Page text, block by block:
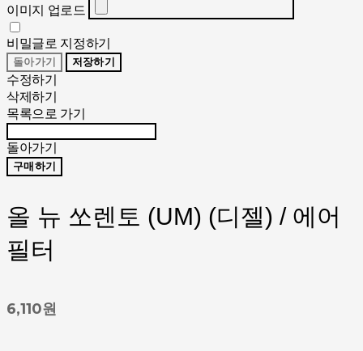
이미지 업로드
비밀글로 지정하기
돌아가기 저장하기
수정하기
삭제하기
목록으로 가기
돌아가기
구매하기
올 뉴 쏘렌토 (UM) (디젤) / 에어
필터
6,110원